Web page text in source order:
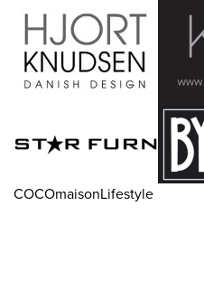
COCOmaisonLifestyle